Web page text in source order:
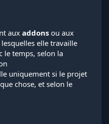
aux addons ou aux
elle travaille
le temps, selon la
uniquement si le projet
chose, et selon le